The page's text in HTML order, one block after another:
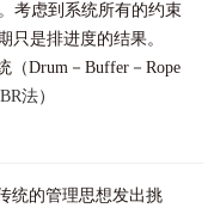
虑到系统所有的约束
只是排进度的结果。
Drum－Buffer－Rope
法）
的管理思想发出挑